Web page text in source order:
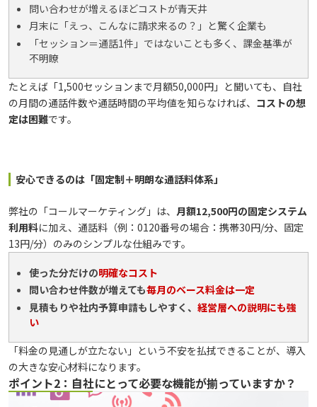
問い合わせが増えるほどコストが青天井
月末に「えっ、こんなに請求来るの？」と驚く企業も
「セッション＝通話1件」ではないことも多く、課金基準が
不明瞭
たとえば「1,500セッションまで月額50,000円」と聞いても、自社
の月間の通話件数や通話時間の平均値を知らなければ、 コストの想
定は困難です。
安心できるのは「固定制＋明朗な通話料体系」
弊社の「コールマーケティング」は、 月額12,500円の固定システム
利用料に加え、通話料（例：0120番号の場合：携帯30円/分、固定
13円/分）のみのシンプルな仕組みです。
使った分だけの明確なコスト
問い合わせ件数が増えても毎月のベース料金は一定
見積もりや社内予算申請もしやすく、 経営層への説明にも強
い
「料金の見通しが立たない」という不安を払拭できることが、導入
の大きな安心材料になります。
ポイント2：自社にとって必要な機能が揃っていますか？